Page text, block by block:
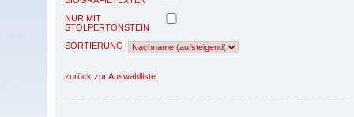
NUR MIT
STOLPERTONSTEIN
SORTIERUNG
zurück zur Auswahlliste